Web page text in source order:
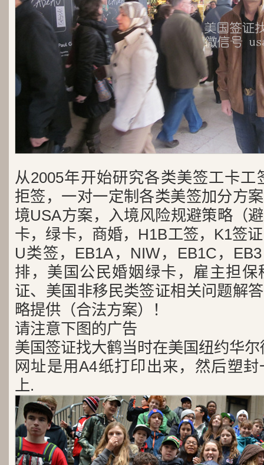
从2005年开始研究各类美签工卡工
拒签，一对一定制各类美签加分方
境USA方案，入境风险规避策略（
卡，绿卡，商婚，H1B工签，K1签
U类签，EB1A，NIW，EB1C，
排，美国公民婚姻绿卡，雇主担
证、美国非移民类签证相关问题解
略提供（合法方案）！
请注意下图的广告
美国签证找大鹤当时在美国纽约华
网址是用A4纸打印出来，然后塑
上.